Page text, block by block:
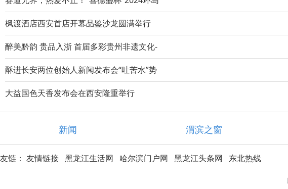
枫渡酒店西安首店开幕品鉴沙龙圆满举行
醉美黔韵 贵品入浙 首届多彩贵州非遗文化-
酥进长安两位创始人新闻发布会“吐苦水”势
大益国色天香发布会在西安隆重举行
新闻 渭滨之窗
友链： 友情链接 黑龙江生活网 哈尔滨门户网 黑龙江头条网 东北热线